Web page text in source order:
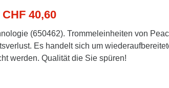
40,60
(650462). Trommeleinheiten von
Es handelt sich um
werden. Qualität die Sie spüren!